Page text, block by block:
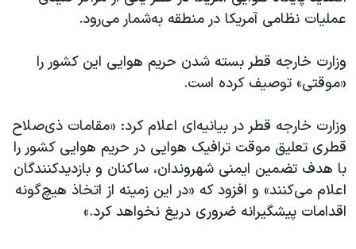
عملیات نظامی آمریکا در منطقه به‌شمار می‌رود.
وزارت خارجه قطر بسته شدن حریم هوایی این کشور را
«موقتی» توصیف کرده است.
وزارت خارجه قطر در بیانیه‌ای اعلام کرد: «مقامات ذی‌صلاح
قطری تعلیق موقت ترافیک هوایی در حریم هوایی کشور را
با هدف تضمین ایمنی شهروندان، ساکنان و بازدیدکنندگان
اعلام می‌کنند» و افزود که «در این زمینه از اتخاذ هیچ‌گونه
اقدامات پیشگیرانه ضروری دریغ نخواهد کرد.»